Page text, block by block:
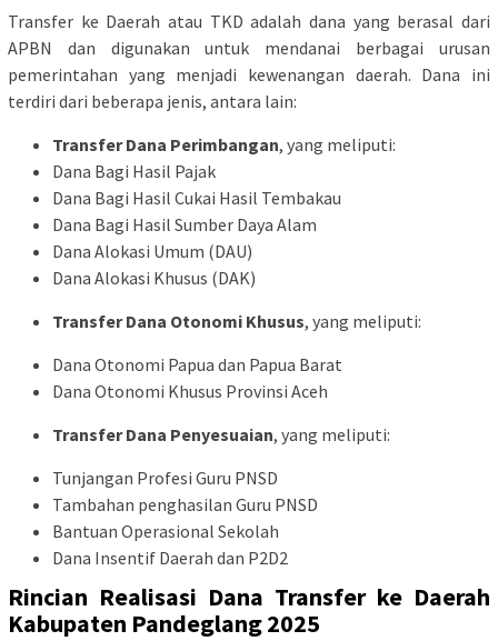
Transfer ke Daerah atau TKD adalah dana yang berasal dari
APBN dan digunakan untuk mendanai berbagai urusan
pemerintahan yang menjadi kewenangan daerah. Dana ini
terdiri dari beberapa jenis, antara lain:
Transfer Dana Perimbangan, yang meliputi:
Dana Bagi Hasil Pajak
Dana Bagi Hasil Cukai Hasil Tembakau
Dana Bagi Hasil Sumber Daya Alam
Dana Alokasi Umum (DAU)
Dana Alokasi Khusus (DAK)
Transfer Dana Otonomi Khusus, yang meliputi:
Dana Otonomi Papua dan Papua Barat
Dana Otonomi Khusus Provinsi Aceh
Transfer Dana Penyesuaian, yang meliputi:
Tunjangan Profesi Guru PNSD
Tambahan penghasilan Guru PNSD
Bantuan Operasional Sekolah
Dana Insentif Daerah dan P2D2
Rincian Realisasi Dana Transfer ke Daerah
Kabupaten Pandeglang 2025